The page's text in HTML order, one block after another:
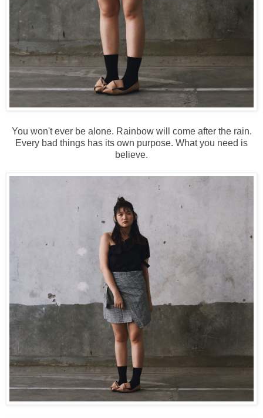
You won't ever be alone. Rainbow will come after the rain.
Every bad things has its own purpose. What you need is
believe.